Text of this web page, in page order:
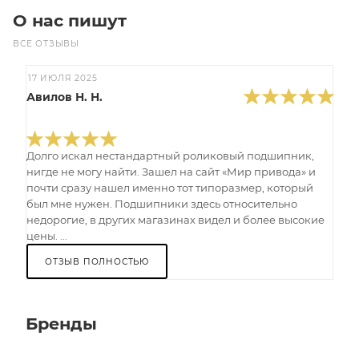
О нас пишут
ВСЕ ОТЗЫВЫ
17 ИЮЛЯ 2025
Авилов Н. Н.
Долго искал нестандартный роликовый подшипник,
нигде не могу найти. Зашел на сайт «Мир привода» и
почти сразу нашел именно тот типоразмер, который
был мне нужен. Подшипники здесь относительно
недорогие, в других магазинах видел и более высокие
цены. ...
ОТЗЫВ ПОЛНОСТЬЮ
Бренды